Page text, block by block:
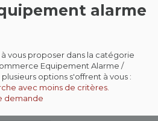
alarme
vous proposer dans la catégorie
Equipement Alarme /
options s'offrent à vous :
avec moins de critères.
demande